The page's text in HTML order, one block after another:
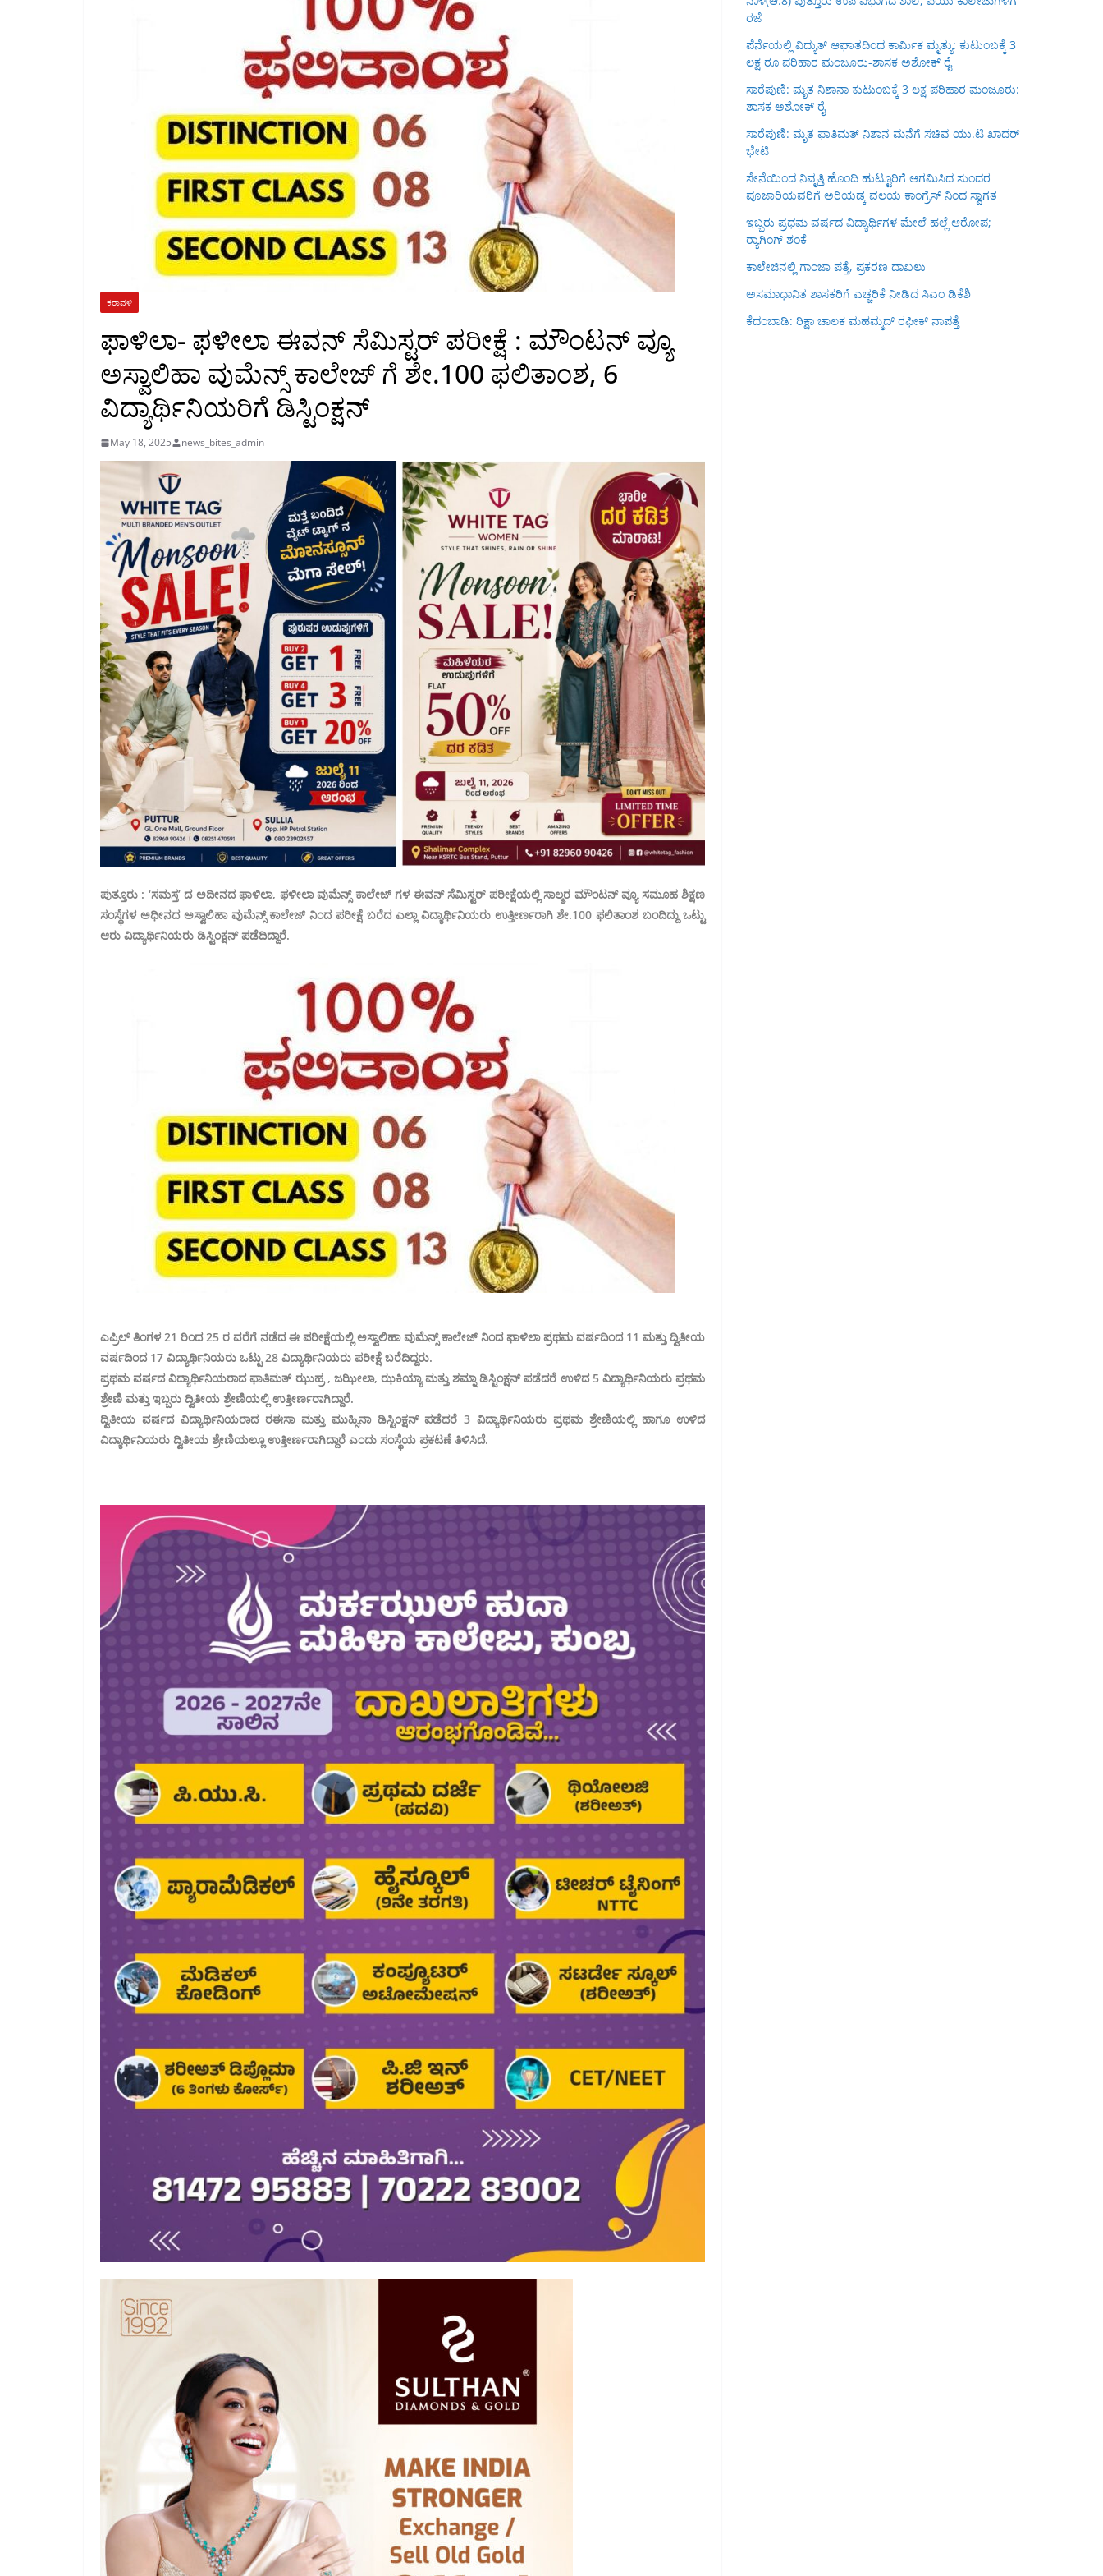
ಕರಾವಳಿ
ಫಾಳಿಲಾ- ಫಳೀಲಾ ಈವನ್ ಸೆಮಿಸ್ಟರ್ ಪರೀಕ್ಷೆ : ಮೌಂಟನ್ ವ್ಯೂ
ಅಸ್ವಾಲಿಹಾ ವುಮೆನ್ಸ್ ಕಾಲೇಜ್ ಗೆ ಶೇ.100 ಫಲಿತಾಂಶ, 6
ವಿದ್ಯಾರ್ಥಿನಿಯರಿಗೆ ಡಿಸ್ಟಿಂಕ್ಷನ್
May 18, 2025 news_bites_admin
ಪುತ್ತೂರು : ‘ಸಮಸ್ತ’ ದ ಅದೀನದ ಫಾಳಿಲಾ, ಫಳೀಲಾ ವುಮೆನ್ಸ್ ಕಾಲೇಜ್ ಗಳ ಈವನ್ ಸೆಮಿಸ್ಟರ್ ಪರೀಕ್ಷೆಯಲ್ಲಿ ಸಾಲ್ಮರ ಮೌಂಟನ್ ವ್ಯೂ ಸಮೂಹ ಶಿಕ್ಷಣ
ಸಂಸ್ಥೆಗಳ ಅಧೀನದ ಅಸ್ವಾಲಿಹಾ ವುಮೆನ್ಸ್ ಕಾಲೇಜ್ ನಿಂದ ಪರೀಕ್ಷೆ ಬರೆದ ಎಲ್ಲಾ ವಿದ್ಯಾರ್ಥಿನಿಯರು ಉತ್ತೀರ್ಣರಾಗಿ ಶೇ.100 ಫಲಿತಾಂಶ ಬಂದಿದ್ದು ಒಟ್ಟು
ಆರು ವಿದ್ಯಾರ್ಥಿನಿಯರು ಡಿಸ್ಟಿಂಕ್ಷನ್ ಪಡೆದಿದ್ದಾರೆ.
ಎಪ್ರಿಲ್ ತಿಂಗಳ 21 ರಿಂದ 25 ರ ವರೆಗೆ ನಡೆದ ಈ ಪರೀಕ್ಷೆಯಲ್ಲಿ ಅಸ್ವಾಲಿಹಾ ವುಮೆನ್ಸ್ ಕಾಲೇಜ್ ನಿಂದ ಫಾಳಿಲಾ ಪ್ರಥಮ ವರ್ಷದಿಂದ 11 ಮತ್ತು ದ್ವಿತೀಯ
ವರ್ಷದಿಂದ 17 ವಿದ್ಯಾರ್ಥಿನಿಯರು ಒಟ್ಟು 28 ವಿದ್ಯಾರ್ಥಿನಿಯರು ಪರೀಕ್ಷೆ ಬರೆದಿದ್ದರು.
ಪ್ರಥಮ ವರ್ಷದ ವಿದ್ಯಾರ್ಥಿನಿಯರಾದ ಫಾತಿಮತ್ ಝುಹ್ರ , ಜಝೀಲಾ, ಝಕಿಯ್ಯಾ ಮತ್ತು ಶಮ್ನಾ ಡಿಸ್ಟಿಂಕ್ಷನ್ ಪಡೆದರೆ ಉಳಿದ 5 ವಿದ್ಯಾರ್ಥಿನಿಯರು ಪ್ರಥಮ
ಶ್ರೇಣಿ ಮತ್ತು ಇಬ್ಬರು ದ್ವಿತೀಯ ಶ್ರೇಣಿಯಲ್ಲಿ ಉತ್ತೀರ್ಣರಾಗಿದ್ದಾರೆ.
ದ್ವಿತೀಯ ವರ್ಷದ ವಿದ್ಯಾರ್ಥಿನಿಯರಾದ ರಈಸಾ ಮತ್ತು ಮುಹ್ಸಿನಾ ಡಿಸ್ಟಿಂಕ್ಷನ್ ಪಡೆದರೆ 3 ವಿದ್ಯಾರ್ಥಿನಿಯರು ಪ್ರಥಮ ಶ್ರೇಣಿಯಲ್ಲಿ ಹಾಗೂ ಉಳಿದ
ವಿದ್ಯಾರ್ಥಿನಿಯರು ದ್ವಿತೀಯ ಶ್ರೇಣಿಯಲ್ಲೂ ಉತ್ತೀರ್ಣರಾಗಿದ್ದಾರೆ ಎಂದು ಸಂಸ್ಥೆಯ ಪ್ರಕಟಣೆ ತಿಳಿಸಿದೆ.
ರಜೆ
ಪೆರ್ನೆಯಲ್ಲಿ ವಿದ್ಯುತ್ ಆಘಾತದಿಂದ ಕಾರ್ಮಿಕ ಮೃತ್ಯು: ಕುಟುಂಬಕ್ಕೆ 3
ಲಕ್ಷ ರೂ ಪರಿಹಾರ ಮಂಜೂರು-ಶಾಸಕ ಅಶೋಕ್ ರೈ
ಸಾರೆಪುಣಿ: ಮೃತ ನಿಶಾನಾ ಕುಟುಂಬಕ್ಕೆ 3 ಲಕ್ಷ ಪರಿಹಾರ ಮಂಜೂರು:
ಶಾಸಕ ಅಶೋಕ್ ರೈ
ಸಾರೆಪುಣಿ: ಮೃತ ಫಾತಿಮತ್ ನಿಶಾನ ಮನೆಗೆ ಸಚಿವ ಯು.ಟಿ ಖಾದರ್
ಭೇಟಿ
ಸೇನೆಯಿಂದ ನಿವೃತ್ತಿ ಹೊಂದಿ ಹುಟ್ಟೂರಿಗೆ ಆಗಮಿಸಿದ ಸುಂದರ
ಪೂಜಾರಿಯವರಿಗೆ ಅರಿಯಡ್ಕ ವಲಯ ಕಾಂಗ್ರೆಸ್ ನಿಂದ ಸ್ವಾಗತ
ಇಬ್ಬರು ಪ್ರಥಮ ವರ್ಷದ ವಿದ್ಯಾರ್ಥಿಗಳ ಮೇಲೆ ಹಲ್ಲೆ ಆರೋಪ;
ರ‍್ಯಾಗಿಂಗ್ ಶಂಕೆ
ಕಾಲೇಜಿನಲ್ಲಿ ಗಾಂಜಾ ಪತ್ತೆ, ಪ್ರಕರಣ ದಾಖಲು
ಅಸಮಾಧಾನಿತ ಶಾಸಕರಿಗೆ ಎಚ್ಚರಿಕೆ ನೀಡಿದ ಸಿಎಂ ಡಿಕೆಶಿ
ಕೆದಂಬಾಡಿ: ರಿಕ್ಷಾ ಚಾಲಕ ಮಹಮ್ಮದ್ ರಫೀಕ್ ನಾಪತ್ತೆ